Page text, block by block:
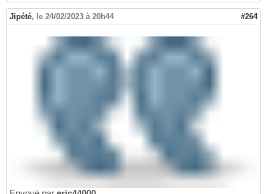
Jipété, le 24/02/2023 à 20h44 #264